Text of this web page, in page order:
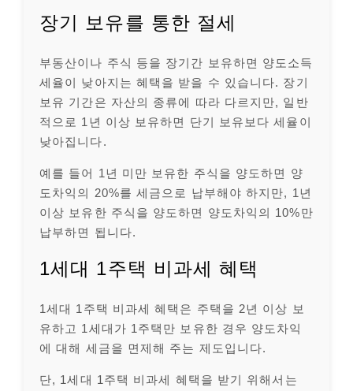
장기 보유를 통한 절세
부동산이나 주식 등을 장기간 보유하면 양도소득
세율이 낮아지는 혜택을 받을 수 있습니다. 장기
보유 기간은 자산의 종류에 따라 다르지만, 일반
적으로 1년 이상 보유하면 단기 보유보다 세율이
낮아집니다.
예를 들어 1년 미만 보유한 주식을 양도하면 양
도차익의 20%를 세금으로 납부해야 하지만, 1년
이상 보유한 주식을 양도하면 양도차익의 10%만
납부하면 됩니다.
1세대 1주택 비과세 혜택
1세대 1주택 비과세 혜택은 주택을 2년 이상 보
유하고 1세대가 1주택만 보유한 경우 양도차익
에 대해 세금을 면제해 주는 제도입니다.
단, 1세대 1주택 비과세 혜택을 받기 위해서는